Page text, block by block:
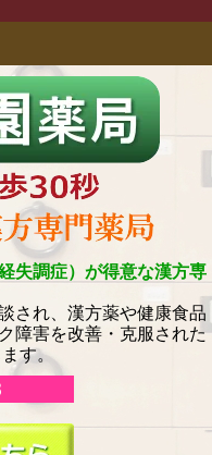
失調症）が得意な漢方専
され、漢方薬や健康食品
障害を改善・克服された
す。